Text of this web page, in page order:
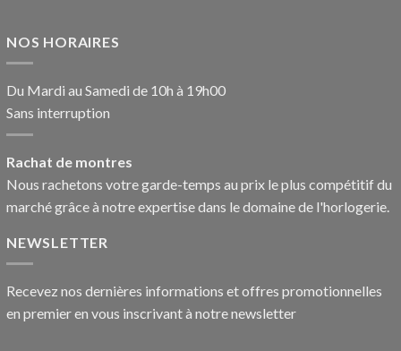
NOS HORAIRES
Du Mardi au Samedi de 10h à 19h00
Sans interruption
Rachat de montres
Nous rachetons votre garde-temps au prix le plus compétitif du
marché grâce à notre expertise dans le domaine de l'horlogerie.
NEWSLETTER
Recevez nos dernières informations et offres promotionnelles
en premier en vous inscrivant à notre newsletter